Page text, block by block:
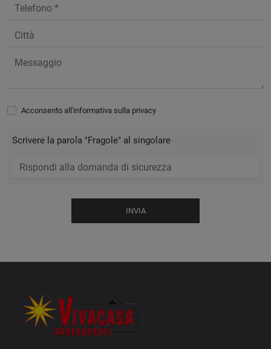
Acconsento all'informativa sulla privacy
Scrivere la parola "Fragole" al singolare
INVIA